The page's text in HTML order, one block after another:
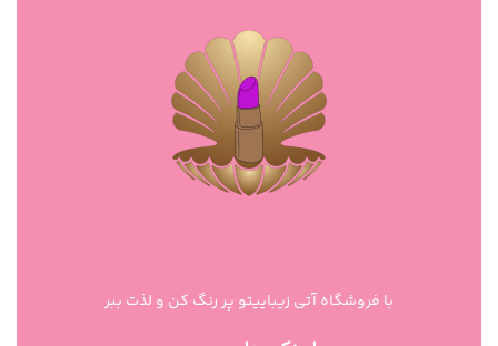
با فروشگاه آتی زیباییتو پر رنگ کن و لذت ببر